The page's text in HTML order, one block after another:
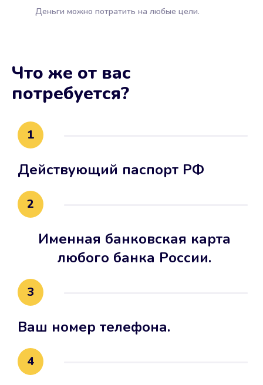
Деньги можно потратить на любые цели.
Что же от вас
потребуется?
1
Действующий паспорт РФ
2
Именная банковская карта
любого банка России.
3
Ваш номер телефона.
4